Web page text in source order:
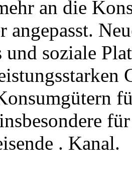
an die
angepasst.
und soziale
. Kanal.